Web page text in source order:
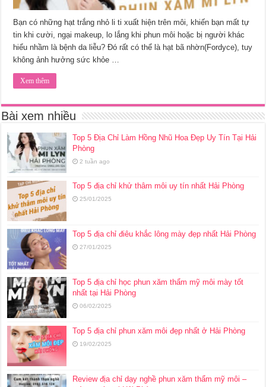
Bạn có những hạt trắng nhỏ li ti xuất hiện trên môi, khiến bạn mất tự
tin khi cười, ngại makeup, lo lắng khi phun môi hoặc bị người khác
hiểu nhầm là bệnh da liễu? Đó rất có thể là hạt bã nhờn(Fordyce), tuy
không ảnh hưởng sức khỏe …
Xem thêm
Bài xem nhiều
Top 5 Địa Chỉ Làm Hồng Nhũ Hoa Đẹp Uy Tín Tại Hải
Phòng
2 tuần ago
Top 5 địa chỉ khử thâm môi uy tín nhất Hải Phòng
25/01/2025
Top 5 địa chỉ điêu khắc lông mày đẹp nhất Hải Phòng
27/01/2025
Top 5 địa chỉ học phun xăm thẩm mỹ môi mày tốt
nhất tại Hải Phòng
06/02/2025
Top 5 địa chỉ phun xăm môi đẹp nhất ở Hải Phòng
19/02/2025
Review địa chỉ dạy nghề phun xăm thẩm mỹ môi –